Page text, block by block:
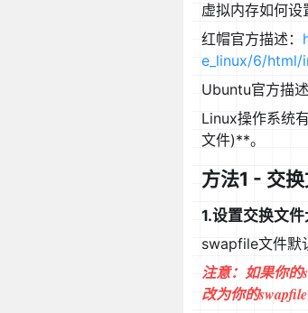
虚拟内存如何设
红帽官方描述：
e_linux/6/
Ubuntu官方描述
Linux操作系统
文件)**。
方法1 - 交
1.设置交换文
swapfile文件默
注意：如果你的
改为你的